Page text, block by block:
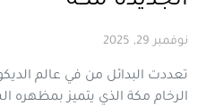
نوفمبر 29, 2025
تعددت البدائل من في عالم
الرخام مكة الذي يتميز بمظهره